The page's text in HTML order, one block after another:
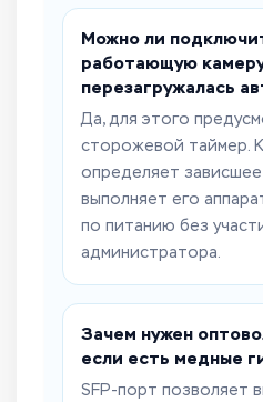
Можно ли
работающую
перезагружалась
Да, для этого
сторожевой таймер.
определяет
выполняет его
по питанию без
администратора.
Зачем нужен
если есть медные
SFP-порт позволяет